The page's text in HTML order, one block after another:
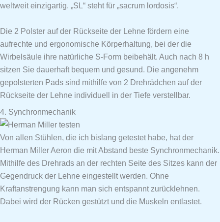
weltweit einzigartig. „SL“ steht für „sacrum lordosis“.
Die 2 Polster auf der Rückseite der Lehne fördern eine
aufrechte und ergonomische Körperhaltung, bei der die
Wirbelsäule ihre natürliche S-Form beibehält. Auch nach 8 h
sitzen Sie dauerhaft bequem und gesund. Die angenehm
gepolsterten Pads sind mithilfe von 2 Drehrädchen auf der
Rückseite der Lehne individuell in der Tiefe verstellbar.
4. Synchronmechanik
Von allen Stühlen, die ich bislang getestet habe, hat der
Herman Miller Aeron die mit Abstand beste Synchronmechanik.
Mithilfe des Drehrads an der rechten Seite des Sitzes kann der
Gegendruck der Lehne eingestellt werden. Ohne
Kraftanstrengung kann man sich entspannt zurücklehnen.
Dabei wird der Rücken gestützt und die Muskeln entlastet.